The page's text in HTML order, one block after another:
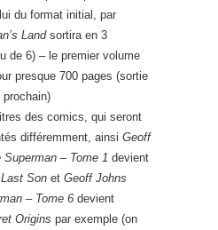
du format initial, par
Landsortira en 3
de 6) – le premier volume
presque 700 pages (sortie
des comics, qui seront
différemment, ainsi Geoff
– Tome 1 devient
Son et Geoff Johns
– Tome 6 devient
Origins par exemple (on